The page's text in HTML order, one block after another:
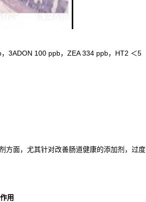
3ADON 100 ppb，ZEA 334 ppb，HT2 ＜5
方面，尤其针对改善肠道健康的添加剂，过度
用